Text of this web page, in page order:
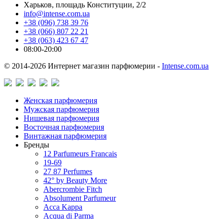
Харьков, площадь Конституции, 2/2
info@intense.com.ua
+38 (096) 738 39 76
+38 (066) 807 22 21
+38 (063) 423 67 47
08:00-20:00
© 2014-2026 Интернет магазин парфюмерии - Intense.com.ua
Женская парфюмерия
Мужская парфюмерия
Нишевая парфюмерия
Восточная парфюмерия
Винтажная парфюмерия
Бренды
12 Parfumeurs Francais
19-69
27 87 Perfumes
42° by Beauty More
Abercrombie Fitch
Absolument Parfumeur
Acca Kappa
Acqua di Parma